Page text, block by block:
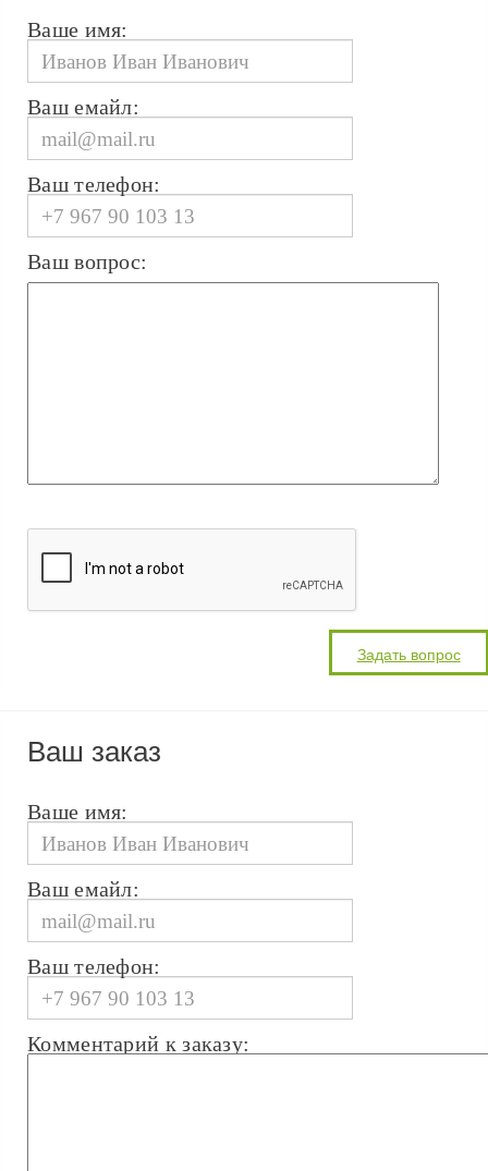
Ваше имя:
Ваш емайл:
Ваш телефон:
Ваш вопрос:
Ваш заказ
Ваше имя:
Ваш емайл:
Ваш телефон:
Комментарий к заказу: